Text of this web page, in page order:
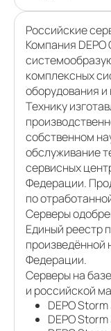
Российские
Компания
комплексных
оборудования и
Технику
собственном
обслуживание
сервисных
Федерации.
по
Серверы
Единый реестр
произведённой
Федерации.
Серверы на
и российской
DEPO
DEPO